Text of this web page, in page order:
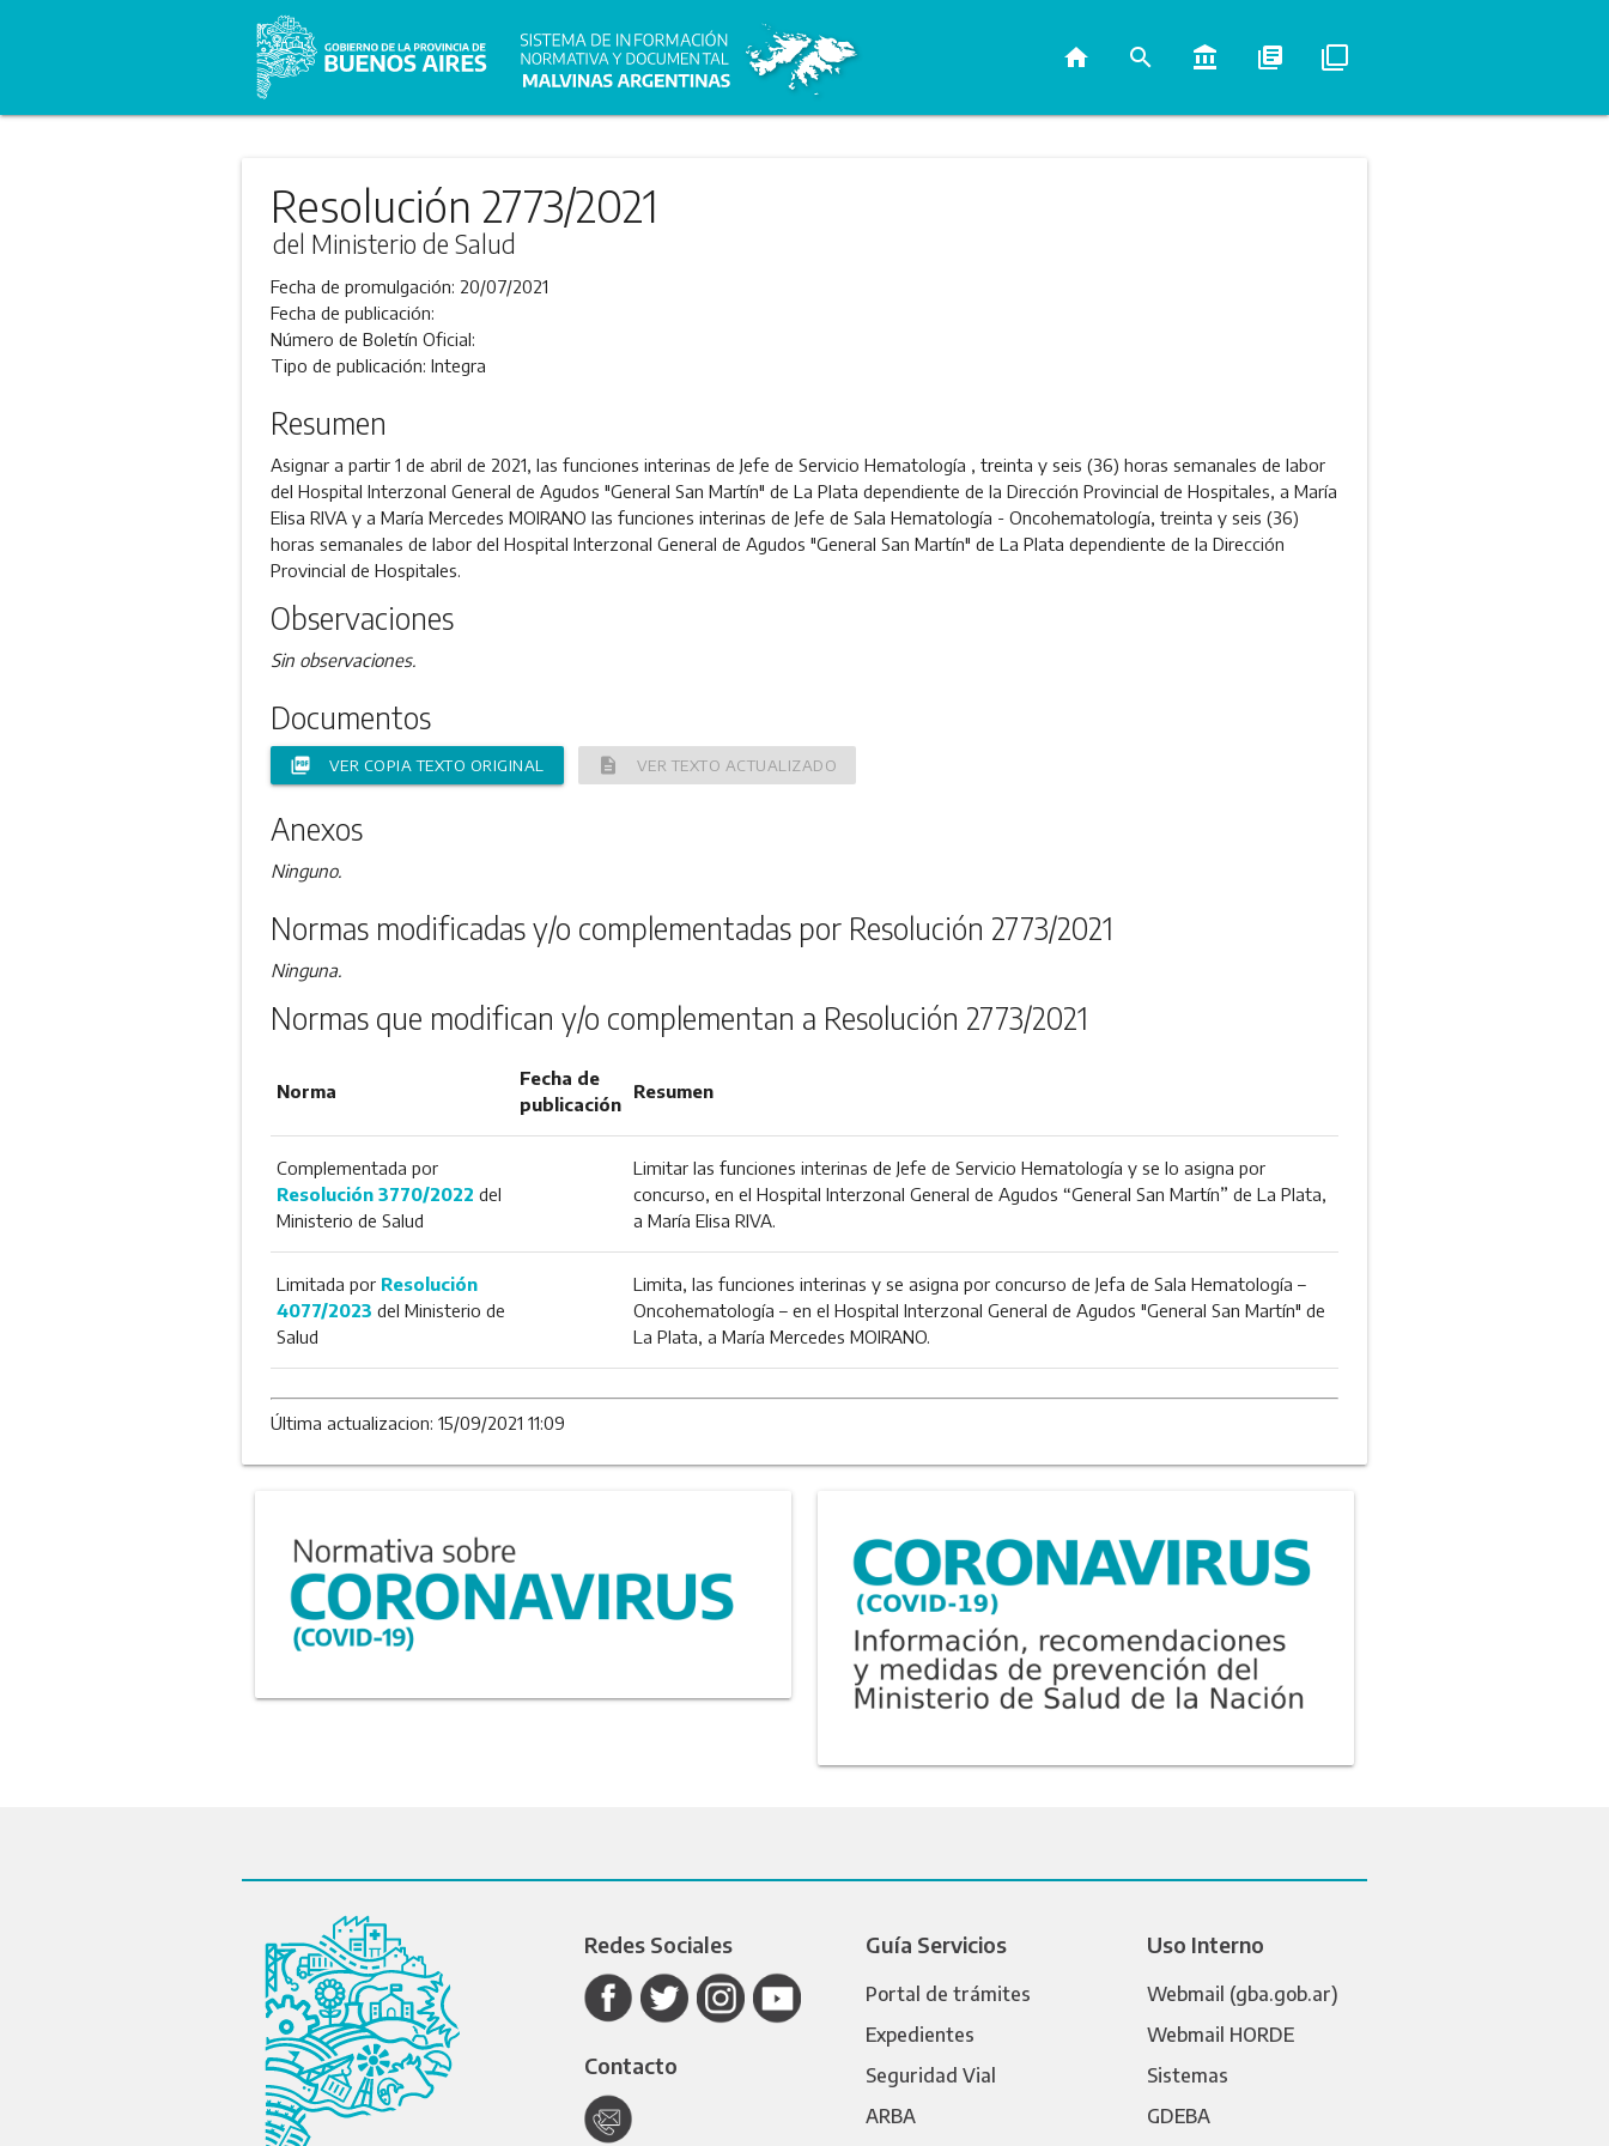
home search account_balance library_books filter_none
Resolución 2773/2021
del Ministerio de Salud
Fecha de promulgación: 20/07/2021
Fecha de publicación:
Número de Boletín Oficial:
Tipo de publicación: Integra
Resumen
Asignar a partir 1 de abril de 2021, las funciones interinas de Jefe de Servicio Hematología , treinta y seis (36) horas semanales de labor
del Hospital Interzonal General de Agudos "General San Martín" de La Plata dependiente de la Dirección Provincial de Hospitales, a María
Elisa RIVA y a María Mercedes MOIRANO las funciones interinas de Jefe de Sala Hematología - Oncohematología, treinta y seis (36)
horas semanales de labor del Hospital Interzonal General de Agudos "General San Martín" de La Plata dependiente de la Dirección
Provincial de Hospitales.
Observaciones
Sin observaciones.
Documentos
picture_as_pdf VER COPIA TEXTO ORIGINAL description VER TEXTO ACTUALIZADO
Anexos
Ninguno.
Normas modificadas y/o complementadas por Resolución 2773/2021
Ninguna.
Normas que modifican y/o complementan a Resolución 2773/2021
Norma
Fecha de
publicación
Resumen
Complementada por
Resolución 3770/2022 del
Ministerio de Salud
Limitar las funciones interinas de Jefe de Servicio Hematología y se lo asigna por
concurso, en el Hospital Interzonal General de Agudos “General San Martín” de La Plata,
a María Elisa RIVA.
Limitada por Resolución
4077/2023 del Ministerio de
Salud
Limita, las funciones interinas y se asigna por concurso de Jefa de Sala Hematología –
Oncohematología – en el Hospital Interzonal General de Agudos "General San Martín" de
La Plata, a María Mercedes MOIRANO.
Última actualizacion: 15/09/2021 11:09
Redes Sociales
Contacto
Guía Servicios
Portal de trámites
Expedientes
Seguridad Vial
ARBA
Uso Interno
Webmail (gba.gob.ar)
Webmail HORDE
Sistemas
GDEBA